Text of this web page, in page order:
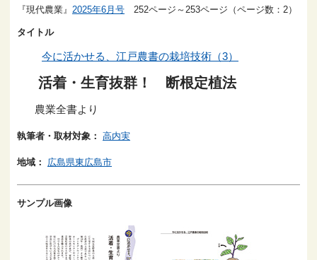
『現代農業』 2025年6月号 252ページ～253ページ（ページ数：2）
タイトル
今に活かせる、江戸農書の栽培技術（3）
活着・生育抜群！ 断根定植法
農業全書より
執筆者・取材対象： 高内実
地域： 広島県東広島市
サンプル画像